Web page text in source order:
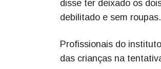
disse ter deixado os
debilitado e sem
Profissionais do
das crianças na